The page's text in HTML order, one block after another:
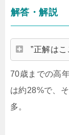
解答・解説
”正解は
70歳までの高
は約28%で、
多。